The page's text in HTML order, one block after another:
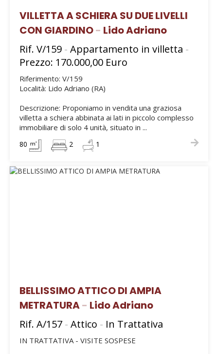
VILLETTA A SCHIERA SU DUE LIVELLI
CON GIARDINO- Lido Adriano
Rif. V/159 - Appartamento in villetta -
Prezzo: 170.000,00 Euro
Riferimento: V/159
Località: Lido Adriano (RA)
Descrizione: Proponiamo in vendita una graziosa
villetta a schiera abbinata ai lati in piccolo complesso
immobiliare di solo 4 unità, situato in ...
80 2 1
BELLISSIMO ATTICO DI AMPIA
METRATURA- Lido Adriano
Rif. A/157 - Attico - In Trattativa
IN TRATTATIVA - VISITE SOSPESE